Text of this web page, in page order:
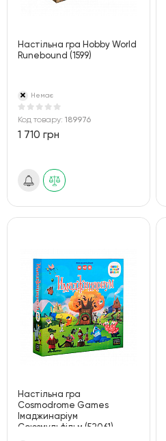
Настільна гра Hobby World
Runebound (1599)
Немає
Код товару: 189976
1 710 грн
Настільна гра
Cosmodrome Games
Імаджинаріум
Союзмульфільм (52061)